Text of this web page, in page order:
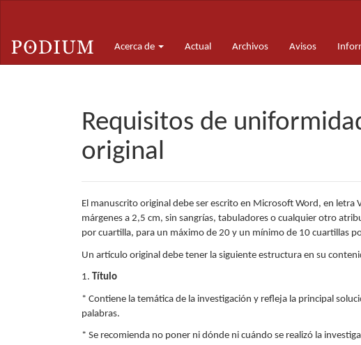
principal
Barra
Acerca de Actual Archivos Avisos
Requisitos de
original
El manuscrito original debe ser escrito en Microsoft Word, en
márgenes a 2,5 cm, sin sangrías, tabuladores o cualquier otro
por cuartilla, para un máximo de 20 y un mínimo de 10 cuartillas
Un artículo original debe tener la siguiente estructura en su
1. Título
* Contiene la temática de la investigación y refleja la principal
palabras.
* Se recomienda no poner ni dónde ni cuándo se realizó la